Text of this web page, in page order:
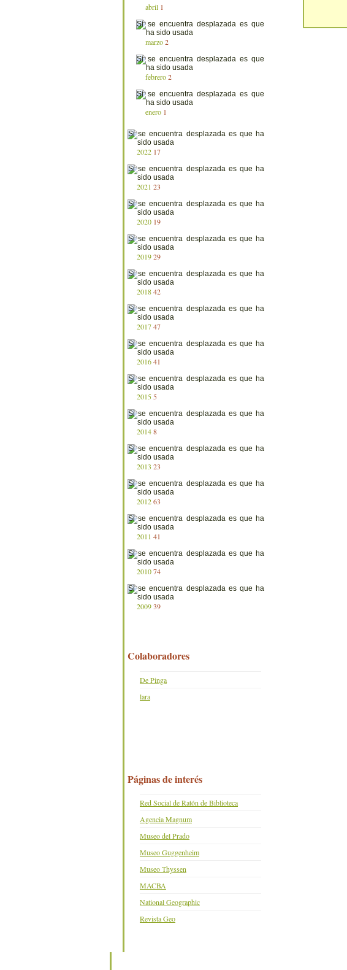
abril 1
marzo 2
febrero 2
enero 1
2022 17
2021 23
2020 19
201929
201842
201747
201641
2015 5
20148
2013 23
201263
2011 41
201074
200939
Colaboradores
De Pinga
lara
Páginas de interés
Red Social de Ratón de Biblioteca
Agencia Magnum
Museo del Prado
Museo Guggenheim
Museo Thyssen
MACBA
National Geographic
Revista Geo